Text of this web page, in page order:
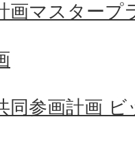
画マスタープ
同参画計画